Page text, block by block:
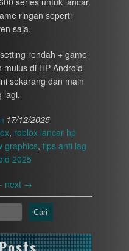
ringan seperti
saja.
rendah + game
di HP Android
sekarang dan main
lagi.
17/12/2025
, roblox lancar hp
graphics, tips anti lag
2025
next →
Cari